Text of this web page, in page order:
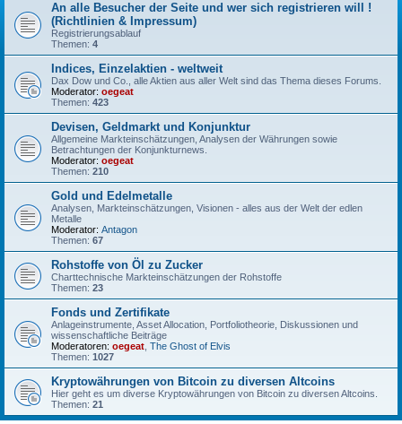
An alle Besucher der Seite und wer sich registrieren will !
(Richtlinien & Impressum)
Registrierungsablauf
Themen: 4
Indices, Einzelaktien - weltweit
Dax Dow und Co., alle Aktien aus aller Welt sind das Thema dieses Forums.
Moderator: oegeat
Themen: 423
Devisen, Geldmarkt und Konjunktur
Allgemeine Markteinschätzungen, Analysen der Währungen sowie
Betrachtungen der Konjunkturnews.
Moderator: oegeat
Themen: 210
Gold und Edelmetalle
Analysen, Markteinschätzungen, Visionen - alles aus der Welt der edlen
Metalle
Moderator: Antagon
Themen: 67
Rohstoffe von Öl zu Zucker
Charttechnische Markteinschätzungen der Rohstoffe
Themen: 23
Fonds und Zertifikate
Anlageinstrumente, Asset Allocation, Portfoliotheorie, Diskussionen und
wissenschaftliche Beiträge
Moderatoren: oegeat The Ghost of Elvis
Themen: 1027
Kryptowährungen von Bitcoin zu diversen Altcoins
Hier geht es um diverse Kryptowährungen von Bitcoin zu diversen Altcoins.
Themen: 21